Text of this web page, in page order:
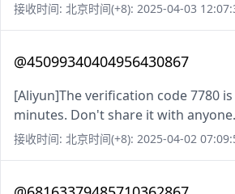
接收时间: 北京时间(+8): 2025-04-03
@45099340404956430867
[Aliyun]The verification code 7780
minutes. Don't share it with anyone.
接收时间: 北京时间(+8): 2025-04-02